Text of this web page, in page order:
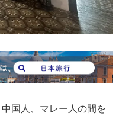
国人、マレー人の間を